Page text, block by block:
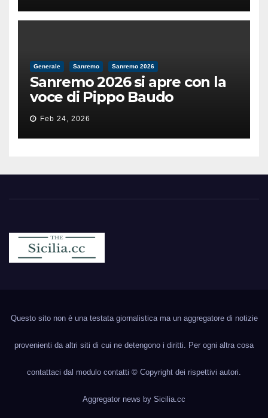
Generale Sanremo Sanremo 2026
Sanremo 2026 si apre con la
voce di Pippo Baudo
Feb 24, 2026
Questo sito non è una testata giornalistica ma un aggregatore di notizie
provenienti da altri siti di cui ne detengono i diritti. Per ogni altra cosa
contattaci dal modulo contatti © Copyright dei rispettivi autori.
Aggregator news by Sicilia.cc